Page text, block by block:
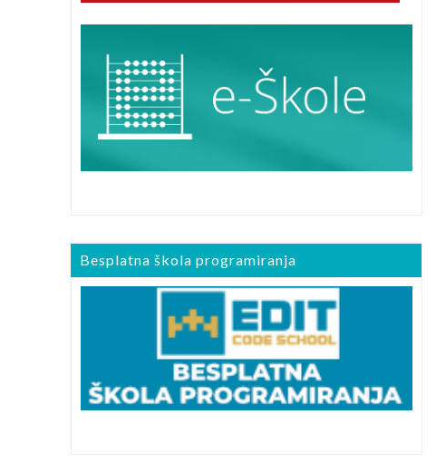
Besplatna škola programiranja